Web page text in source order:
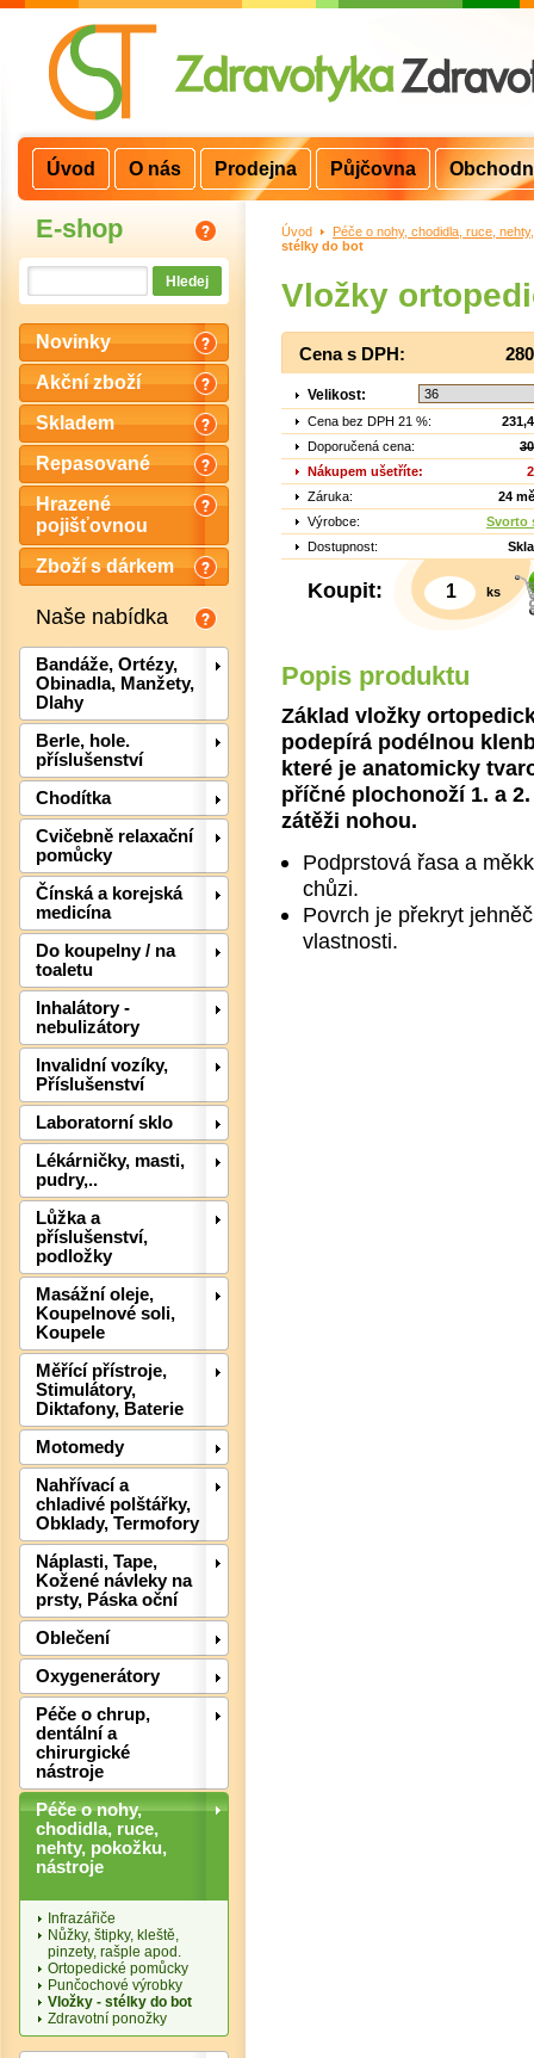
E-shop
Novinky
Akční zboží
Skladem
Repasované
Hrazené
pojišťovnou
Zboží s dárkem
Naše nabídka
Bandáže, Ortézy,
Obinadla, Manžety,
Dlahy
Berle, hole.
příslušenství
Chodítka
Cvičebně relaxační
pomůcky
Čínská a korejská
medicína
Do koupelny / na
toaletu
Inhalátory -
nebulizátory
Invalidní vozíky,
Příslušenství
Laboratorní sklo
Lékárničky, masti,
pudry,..
Lůžka a
příslušenství,
podložky
Masážní oleje,
Koupelnové soli,
Koupele
Měřící přístroje,
Stimulátory,
Diktafony, Baterie
Motomedy
Nahřívací a
chladivé polštářky,
Obklady, Termofory
Náplasti, Tape,
Kožené návleky na
prsty, Páska oční
Oblečení
Oxygenerátory
Péče o chrup,
dentální a
chirurgické
nástroje
Péče o nohy,
chodidla, ruce,
nehty, pokožku,
nástroje
Infrazářiče
Nůžky, štipky, kleště,
pinzety, rašple apod.
Ortopedické pomůcky
Punčochové výrobky
Vložky - stélky do bot
Zdravotní ponožky
Úvod >
Péče o nohy, chodidla, ruce,
stélky do bot
Vložky
Cena s DPH:
Velikost:
Cena bez DPH 21 %:
Doporučená cena:
Nákupem ušetříte:
Záruka:
24
Výrobce:
Svorto
Dostupnost:
Koupit: ks
Popis produktu
Základ vložky
podepírá podélnou
které je anatomicky
příčné plochonoží 1. a
zátěži nohou.
Podprstová řasa a
chůzi.
Povrch je překryt
vlastnosti.
Úvod O nás Prodejna Půjčovna